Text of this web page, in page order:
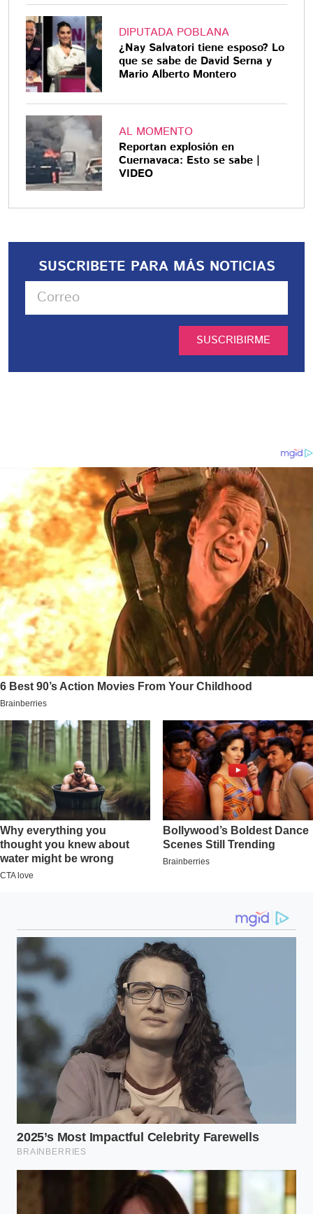
DIPUTADA POBLANA
¿Nay Salvatori tiene esposo? Lo
que se sabe de David Serna y
Mario Alberto Montero
AL MOMENTO
Reportan explosión en
Cuernavaca: Esto se sabe |
VIDEO
SUSCRIBETE PARA MÁS NOTICIAS
SUSCRIBIRME